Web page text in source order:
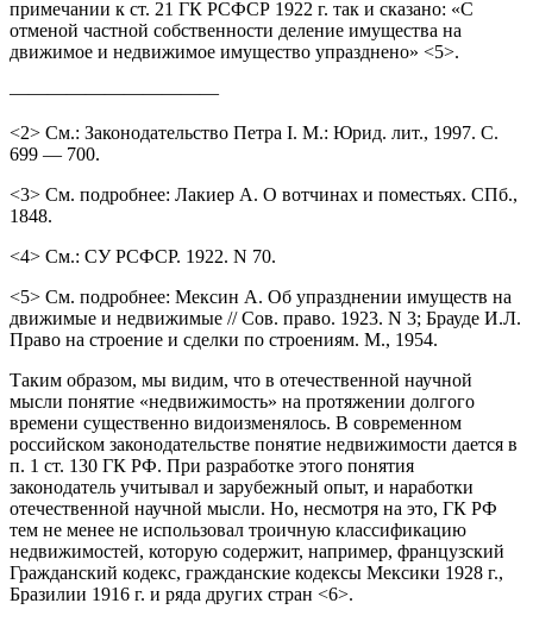
примечании к ст. 21 ГК РСФСР 1922 г. так и сказано: «С
отменой частной собственности деление имущества на
движимое и недвижимое имущество упразднено» <5>.
———————————
<2> См.: Законодательство Петра I. М.: Юрид. лит., 1997. С.
699 — 700.
<3> См. подробнее: Лакиер А. О вотчинах и поместьях. СПб.,
1848.
<4> См.: СУ РСФСР. 1922. N 70.
<5> См. подробнее: Мексин А. Об упразднении имуществ на
движимые и недвижимые // Сов. право. 1923. N 3; Брауде И.Л.
Право на строение и сделки по строениям. М., 1954.
Таким образом, мы видим, что в отечественной научной
мысли понятие «недвижимость» на протяжении долгого
времени существенно видоизменялось. В современном
российском законодательстве понятие недвижимости дается в
п. 1 ст. 130 ГК РФ. При разработке этого понятия
законодатель учитывал и зарубежный опыт, и наработки
отечественной научной мысли. Но, несмотря на это, ГК РФ
тем не менее не использовал троичную классификацию
недвижимостей, которую содержит, например, французский
Гражданский кодекс, гражданские кодексы Мексики 1928 г.,
Бразилии 1916 г. и ряда других стран <6>.